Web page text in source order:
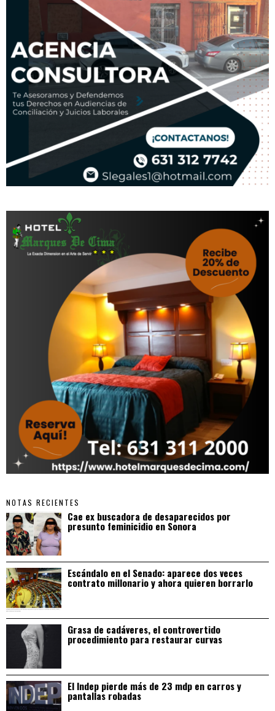
NOTAS RECIENTES
Cae ex buscadora de desaparecidos por
presunto feminicidio en Sonora
Escándalo en el Senado: aparece dos veces
contrato millonario y ahora quieren borrarlo
Grasa de cadáveres, el controvertido
procedimiento para restaurar curvas
El Indep pierde más de 23 mdp en carros y
pantallas robadas